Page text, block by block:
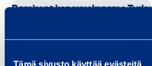
Ramirent konevuokraamo Turku